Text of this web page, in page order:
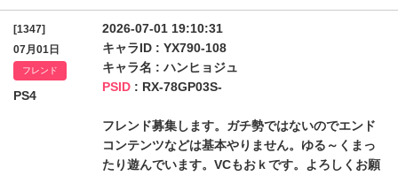
[1347]
07月01日
フレンド
PS4
2026-07-01 19:10:31
キャラID : YX790-108
キャラ名 : ハンヒョジュ
PSID : RX-78GP03S-
フレンド募集します。ガチ勢ではないのでエンド
コンテンツなどは基本やりません。ゆる～くまっ
たり遊んでいます。VCもおｋです。よろしくお願